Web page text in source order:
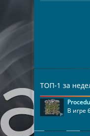
ТОП-1 за
В игре